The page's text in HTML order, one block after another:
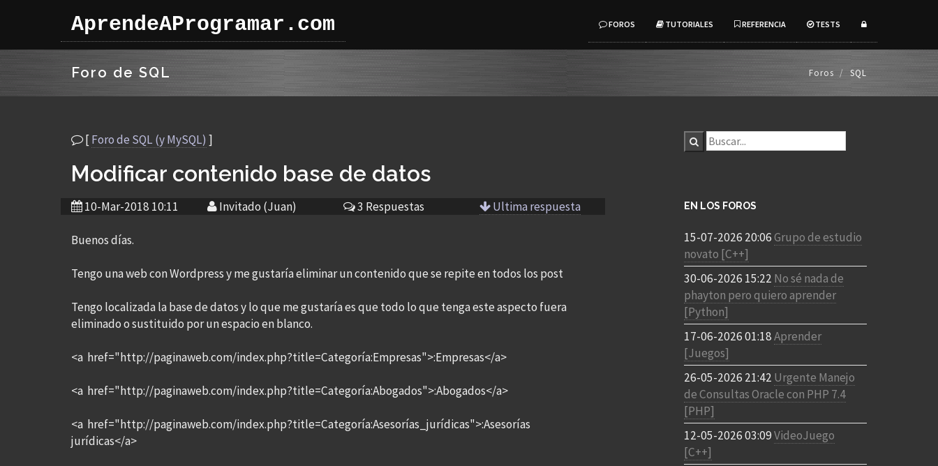
AprendeAProgramar.com FOROS TUTORIALES REFERENCIA TESTS
Foro de SQL Foros SQL
[Foro de SQL (y MySQL) ]
Modificar contenido base de datos
10-Mar-2018 10:11 Invitado (Juan) 3 Respuestas Ultima respuesta
Buenos días.
Tengo una web con Wordpress y me gustaría eliminar un contenido que se repite en todos los post
Tengo localizada la base de datos y lo que me gustaría es que todo lo que tenga este aspecto fuera
eliminado o sustituido por un espacio en blanco.
<a href="http://paginaweb.com/index.php?title=Categoría:Empresas">:Empresas</a>
<a href="http://paginaweb.com/index.php?title=Categoría:Abogados">:Abogados</a>
<a href="http://paginaweb.com/index.php?title=Categoría:Asesorías_jurídicas">:Asesorías
jurídicas</a>
EN LOS FOROS
15-07-2026 20:06Grupo de estudio
novato [C++]
30-06-2026 15:22 No sé nada de
phayton pero quiero aprender
[Python]
17-06-2026 01:18Aprender
[Juegos]
26-05-2026 21:42 Urgente Manejo
de Consultas Oracle con PHP 7.4
[PHP]
12-05-2026 03:09VideoJuego
[C++]